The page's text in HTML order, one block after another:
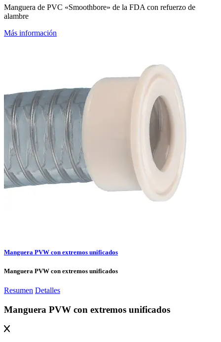
Manguera de PVC «Smoothbore» de la FDA con refuerzo de
alambre
Más información
Manguera PVW con extremos unificados
Manguera PVW con extremos unificados
Resumen Detalles
Manguera PVW con extremos unificados